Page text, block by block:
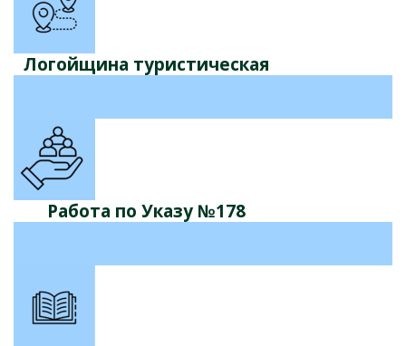
Логойщина туристическая
Работа по Указу №178